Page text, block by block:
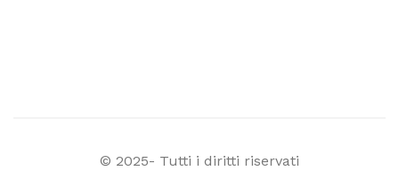
© 2025- Tutti i diritti riservati